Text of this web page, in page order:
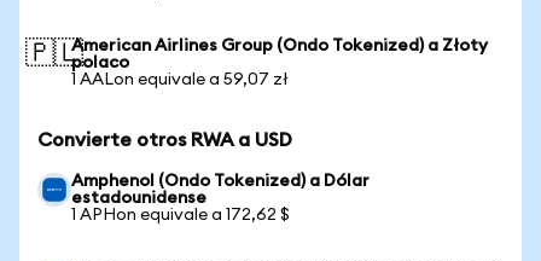
🇵🇱American Airlines Group (Ondo Tokenized) a Złoty
polaco
1 AALon equivale a 59,07 zł
Convierte otros RWA a USD
Amphenol (Ondo Tokenized) a Dólar
estadounidense
1 APHon equivale a 172,62 $